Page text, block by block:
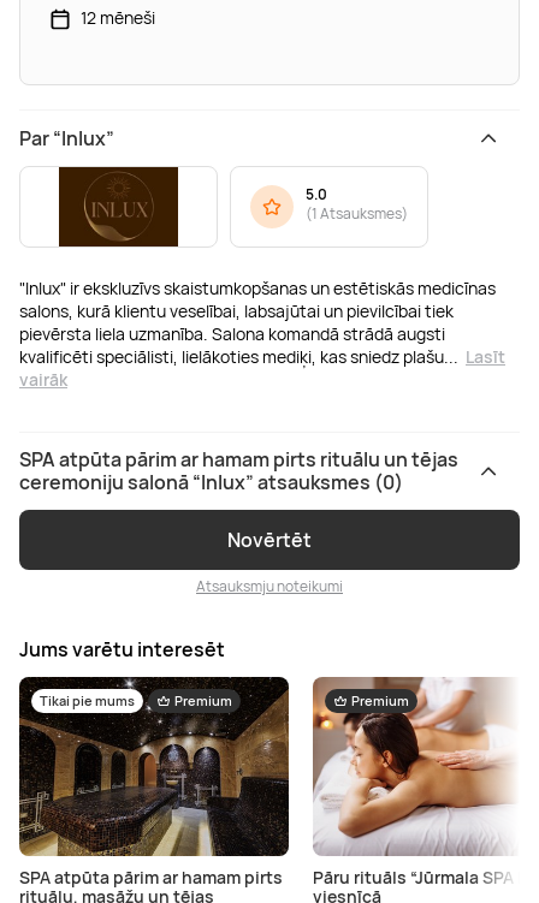
12 mēneši
Par “Inlux”
"Inlux" ir ekskluzīvs skaistumkopšanas un estētiskās medicīnas
salons, kurā klientu veselībai, labsajūtai un pievilcībai tiek
pievērsta liela uzmanība. Salona komandā strādā augsti
kvalificēti speciālisti, lielākoties mediķi, kas sniedz plašu... Lasīt
vairāk
5.0
(1 Atsauksmes)
SPA atpūta pārim ar hamam pirts rituālu un tējas
ceremoniju salonā “Inlux” atsauksmes (0)
Novērtēt
Atsauksmju noteikumi
Jums varētu interesēt
Tikai pie mums Premium
SPA atpūta pārim ar hamam pirts
rituālu, masāžu un tējas
Premium
Pāru rituāls “Jūrmala SPA
viesnīcā